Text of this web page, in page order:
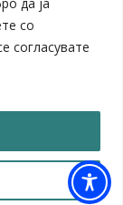
со
согласувате